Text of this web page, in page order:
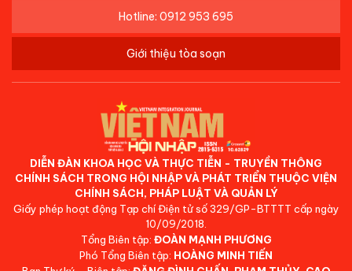
Hotline: 0912 953 695
Giới thiệu tòa soạn
DIỄN ĐÀN KHOA HỌC VÀ THỰC TIỄN - TRUYỀN THÔNG
CHÍNH SÁCH TRONG HỘI NHẬP VÀ PHÁT TRIỂN THUỘC VIỆN
CHÍNH SÁCH, PHÁP LUẬT VÀ QUẢN LÝ
Giấy phép hoạt động Tạp chí Điện tử số 329/GP-BTTTT cấp ngày
10/09/2018.
Tổng Biên tập: ĐOÀN MẠNH PHƯƠNG
Phó Tổng Biên tập: HOÀNG MINH TIẾN